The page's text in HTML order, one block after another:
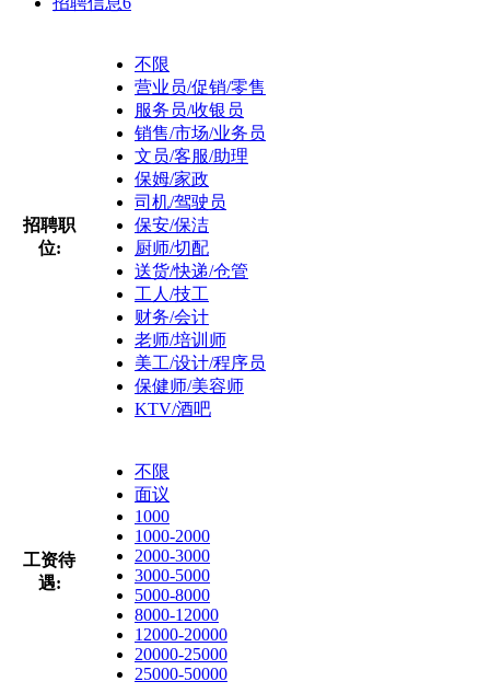
招聘职
位:
不限
营业员/促销/零售
服务员/收银员
销售/市场/业务员
文员/客服/助理
保姆/家政
司机/驾驶员
保安/保洁
厨师/切配
送货/快递/仓管
工人/技工
财务/会计
老师/培训师
美工/设计/程序员
保健师/美容师
KTV/酒吧
工资待
遇:
不限
面议
1000
1000-2000
2000-3000
3000-5000
5000-8000
8000-12000
12000-20000
20000-25000
25000-50000